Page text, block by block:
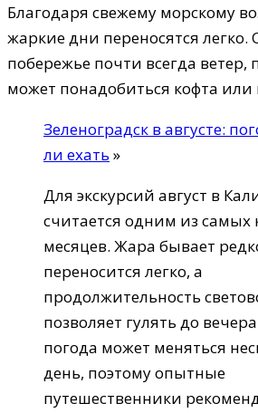
Благодаря свежему морскому
жаркие дни переносятся легко.
побережье почти всегда ветер,
может понадобиться кофта или
Зеленоградск в августе:
ли ехать »
Для экскурсий август в
считается одним из
месяцев. Жара бывает
переносится легко, а
продолжительность
позволяет гулять до
погода может меняться
день, поэтому опытные
путешественники